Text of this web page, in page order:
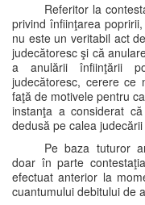
Referitor la
privind înfiinţarea
nu este un veritabil act
judecătoresc şi că
a anulării înfiinţării
judecătoresc, cerere ce
faţă de motivele pentru
instanţa a considerat
dedusă pe calea
Pe baza tuturor
doar în parte
efectuat anterior la
cuantumului debitului de